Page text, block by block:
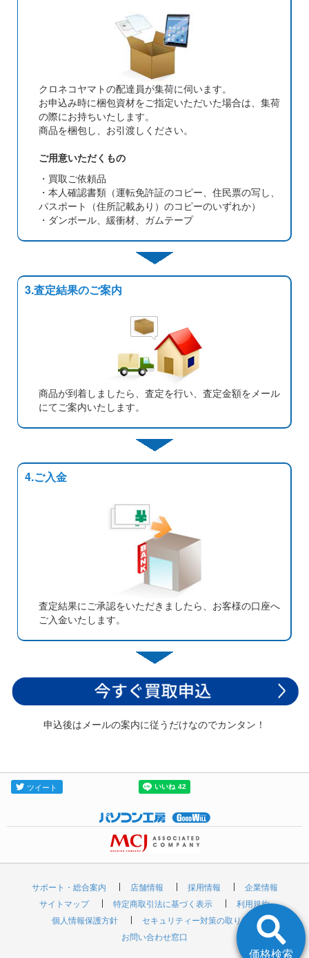
クロネコヤマトの配達員が集荷に伺います。
お申込み時に梱包資材をご指定いただいた場合は、集荷
の際にお持ちいたします。
商品を梱包し、お引渡しください。
ご用意いただくもの
・買取ご依頼品
・本人確認書類（運転免許証のコピー、住民票の写し、
パスポート（住所記載あり）のコピーのいずれか）
・ダンボール、緩衝材、ガムテープ
3.査定結果のご案内
商品が到着しましたら、査定を行い、査定金額をメール
にてご案内いたします。
4.ご入金
査定結果にご承認をいただきましたら、お客様の口座へ
ご入金いたします。
申込後はメールの案内に従うだけなのでカンタン！
価格検索
サポート・総合案内 店舗情報 採用情報
企業情報
サイトマップ
特定商取引法に基づく表示
利用規約
個人情報保護方針
セキュリティー対策の取り組み
お問い合わせ窓口